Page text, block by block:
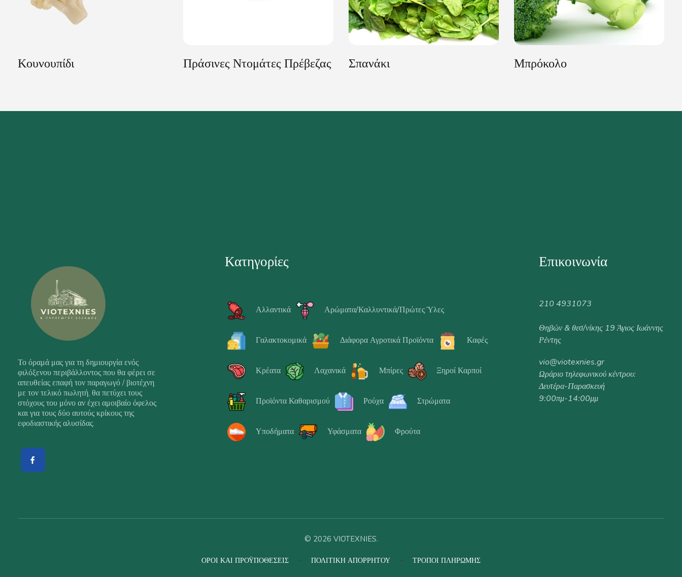
Κουνουπίδι Πράσινες Ντομάτες Πρέβεζας Σπανάκι Μπρόκολο
Το όραμά μας για τη δημιουργία ενός
φιλόξενου περιβάλλοντος που θα φέρει σε
απευθείας επαφή τον παραγωγό / βιοτέχνη
με τον τελικό πωλητή, θα πετύχει τους
στόχους του μόνο αν έχει αμοιβαίο όφελος
και για τους δύο αυτούς κρίκους της
εφοδιαστικής αλυσίδας.
Κατηγορίες
Αλλαντικά Αρώματα/Καλλυντικά/Πρώτες Ύλες
Γαλακτοκομικά Διάφορα Αγροτικά Προϊόντα Καφές
Κρέατα Λαχανικά Μπίρες Ξηροί Καρποί
Προϊόντα Καθαρισμού Ρούχα Στρώματα
Υποδήματα Υφάσματα Φρούτα
Επικοινωνία
210 4931073
Θηβών & θεσ/νίκης 19 Άγιος Ιωάννης
Ρέντης
vio@viotexnies.gr
Ωράριο τηλεφωνικού κέντρου:
Δευτέρα-Παρασκευή
9:00πμ-14:00μμ
© 2026 VIOTEXNIES.
ΌΡΟΙ ΚΑΙ ΠΡΟΫΠΟΘΈΣΕΙΣ ΠΟΛΙΤΙΚΉ ΑΠΟΡΡΉΤΟΥ ΤΡΌΠΟΙ ΠΛΗΡΩΜΉΣ